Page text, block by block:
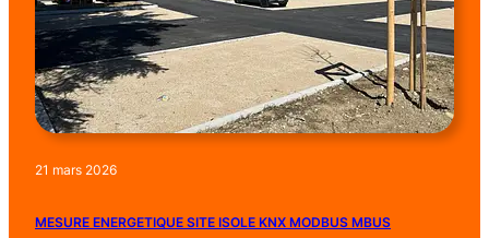
21 mars 2026
MESURE ENERGETIQUE SITE ISOLE KNX MODBUS MBUS